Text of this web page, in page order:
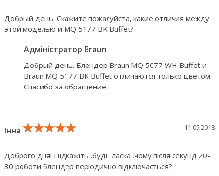
Добрый день. Скажите пожалуйста, какие отличия между
этой моделью и MQ 5177 BK Buffet?
Адміністратор Braun
Добрый день. Блендер Braun MQ 5077 WH Buffet и
Braun MQ 5177 BK Buffet отличаются только цветом.
Спасибо за обращение.
Інна ★★★★★
★★★★★
★★★★★ 11.06.2018
Доброго дня! Підкажіть ,будь ласка ,чому після секунд 20-
30 роботи блендер періодично відключається?